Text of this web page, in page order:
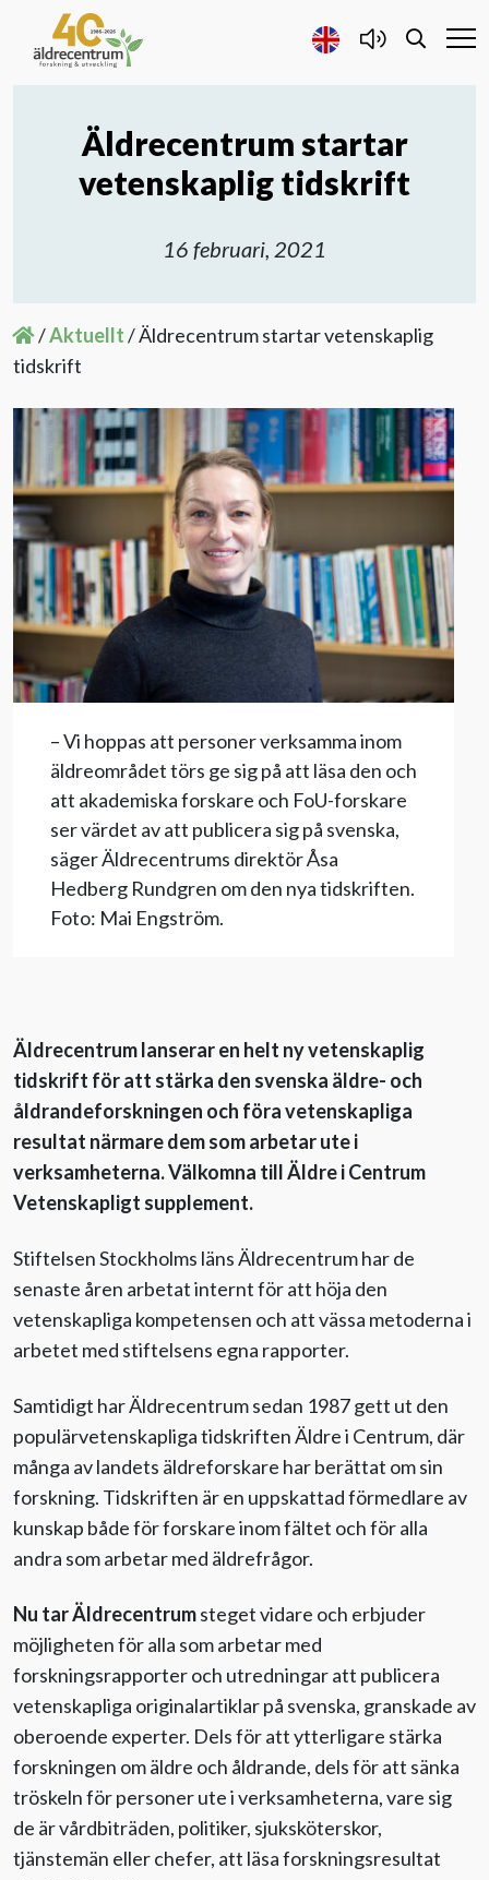
Forskning och Utveckling
Publicerat
Om oss
Kontakta oss
Evenemang
Aktuellt
Nyhetsbrev
Till Äldre i centrum
Äldrecentrum startar
vetenskaplig tidskrift
16 februari, 2021
/Aktuellt/Äldrecentrum startar vetenskaplig
tidskrift
– Vi hoppas att personer verksamma inom
äldreområdet törs ge sig på att läsa den och
att akademiska forskare och FoU-forskare
ser värdet av att publicera sig på svenska,
säger Äldrecentrums direktör Åsa
Hedberg Rundgren om den nya tidskriften.
Foto: Mai Engström.
Äldrecentrum lanserar en helt ny vetenskaplig
tidskrift för att stärka den svenska äldre- och
åldrandeforskningen och föra vetenskapliga
resultat närmare dem som arbetar ute i
verksamheterna. Välkomna till Äldre i Centrum
Vetenskapligt supplement.
Stiftelsen Stockholms läns Äldrecentrum har de
senaste åren arbetat internt för att höja den
vetenskapliga kompetensen och att vässa metoderna i
arbetet med stiftelsens egna rapporter.
Samtidigt har Äldrecentrum sedan 1987 gett ut den
populärvetenskapliga tidskriften Äldre i Centrum, där
många av landets äldreforskare har berättat om sin
forskning. Tidskriften är en uppskattad förmedlare av
kunskap både för forskare inom fältet och för alla
andra som arbetar med äldrefrågor.
Nu tar Äldrecentrumsteget vidare och erbjuder
möjligheten för alla som arbetar med
forskningsrapporter och utredningar att publicera
vetenskapliga originalartiklar på svenska, granskade av
oberoende experter. Dels för att ytterligare stärka
forskningen om äldre och åldrande, dels för att sänka
tröskeln för personer ute i verksamheterna, vare sig
de är vårdbiträden, politiker, sjuksköterskor,
tjänstemän eller chefer, att läsa forskningsresultat